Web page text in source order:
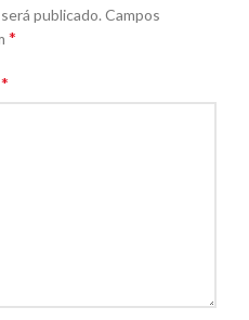
publicado.Campos
*
*